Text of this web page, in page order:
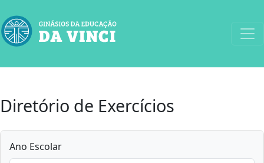
Diretório de Exercícios
Ano Escolar